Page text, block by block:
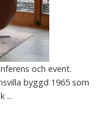
och event.
byggd 1965 som
...